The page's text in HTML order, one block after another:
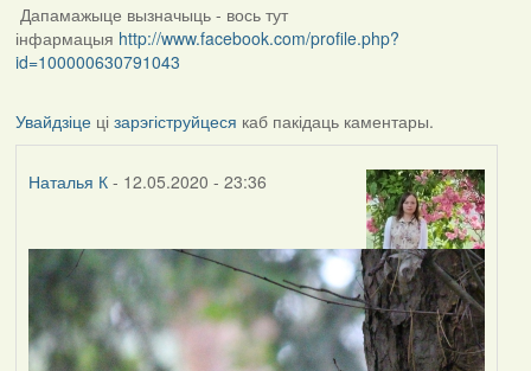
Дапамажыце вызначыць - вось тут
інфармацыя http://www.facebook.com/profile.php?
id=100000630791043
Увайдзіцеці зарэгіструйцеся каб пакідаць каментары.
Наталья К- 12.05.2020 - 23:36